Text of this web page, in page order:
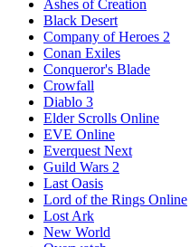
Ashes of Creation
Black Desert
Company of Heroes 2
Conan Exiles
Conqueror's Blade
Crowfall
Diablo 3
Elder Scrolls Online
EVE Online
Everquest Next
Guild Wars 2
Last Oasis
Lord of the Rings Online
Lost Ark
New World